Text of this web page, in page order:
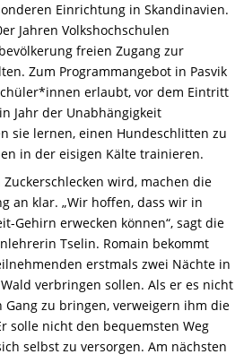
Einrichtung in Skandinavien.
Jahren Volkshochschulen
freien Zugang zur
Zum Programmangebot in Pasvik
erlaubt, vor dem Eintritt
Jahr der Unabhängigkeit
sie lernen, einen Hundeschlitten zu
in der eisigen Kälte trainieren.
wird, machen die
an klar. „Wir hoffen, dass wir in
Gehirn erwecken können“, sagt die
Tselin. Romain bekommt
erstmals zwei Nächte in
verbringen sollen. Als er es nicht
zu bringen, verweigern ihm die
solle nicht den bequemsten Weg
selbst zu versorgen. Am nächsten